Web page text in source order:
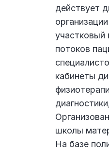
действует
участковый
потоков
кабинеты
школы
На базе